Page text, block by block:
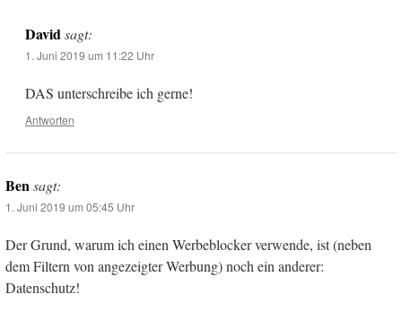
David sagt:
1. Juni 2019 um 11:22 Uhr
DAS unterschreibe ich gerne!
Antworten
Bensagt:
1. Juni 2019 um 05:45 Uhr
Der Grund, warum ich einen Werbeblocker verwende, ist (neben
dem Filtern von angezeigter Werbung) noch ein anderer:
Datenschutz!